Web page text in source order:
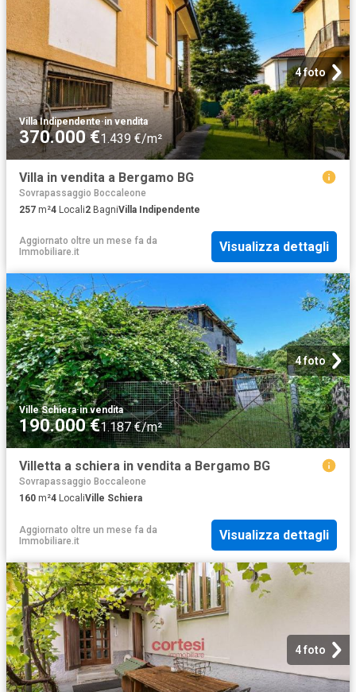
4 foto
Villa Indipendente·in vendita
370.000 €1.439 €/m²
Villa in vendita a Bergamo BG
Sovrapassaggio Boccaleone
257 m²4 Locali2 BagniVilla Indipendente
Aggiornato oltre un mese fa da
Immobiliare.it
Visualizza dettagli
4 foto
Ville Schiera·in vendita
190.000 €1.187 €/m²
Villetta a schiera in vendita a Bergamo BG
Sovrapassaggio Boccaleone
160 m²4 LocaliVille Schiera
Aggiornato oltre un mese fa da
Immobiliare.it
Visualizza dettagli
4 foto